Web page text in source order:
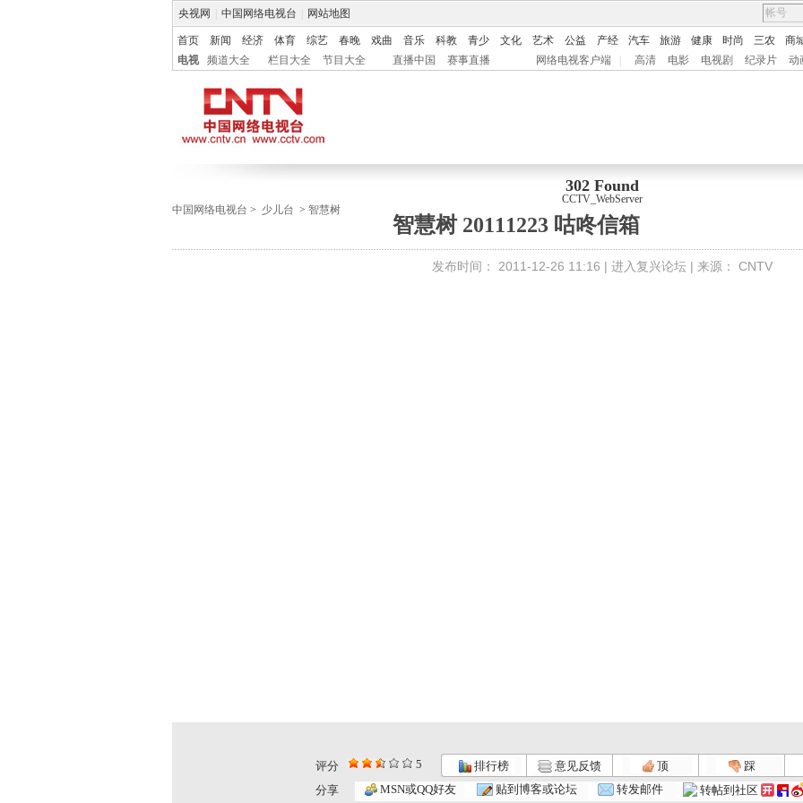
央视网 中国网络电视台 网站地图
首页 新闻 经济 体育 综艺 春晚 戏曲 音乐 科教 青少 文化 艺术 公益 产经 汽车 旅游 健康 时尚 三农 商
电视
频道大全 栏目大全 节目大全 直播中国 赛事直播 网络电视客户端 高清 电影 电视剧 纪录片 动
302 Found
CCTV_WebServer
中国网络电视台 > 少儿台 > 智慧树
智慧树 20111223 咕咚信箱
发布时间： 2011-12-26 11:16 | 进入复兴论坛 | 来源： CNTV
评分 5 排行榜 意见反馈 顶 踩
分享
MSN或QQ好友 贴到博客或论坛 转发邮件 转帖到社区
智慧树 2... 智慧树 2... 智慧树 2... 智慧树 2...